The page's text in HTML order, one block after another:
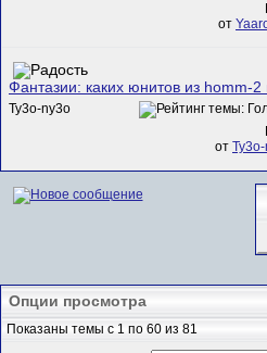
от
Фантазии: каких юнитов из homm-
Ty3o-ny3o
от
Опции просмотра
Показаны темы с 1 по 60 из 81